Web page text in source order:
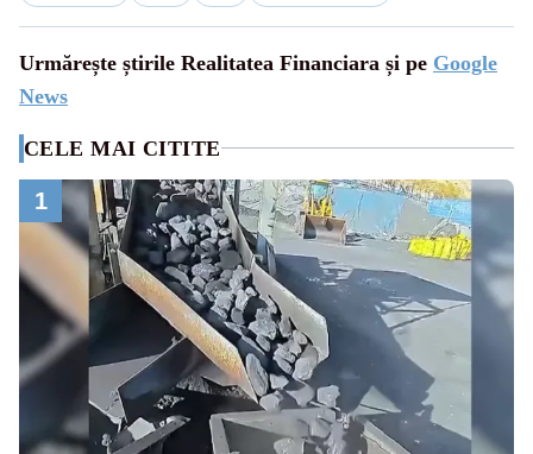
Urmărește știrile Realitatea Financiara și pe Google
News
CELE MAI CITITE
1